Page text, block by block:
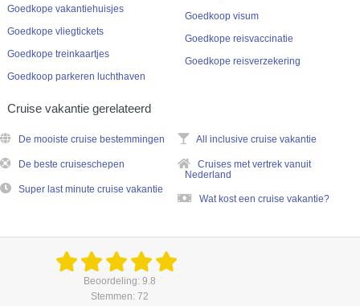
Goedkope vakantiehuisjes
Goedkope vliegtickets
Goedkope treinkaartjes
Goedkoop parkeren luchthaven
Goedkoop visum
Goedkope reisvaccinatie
Goedkope reisverzekering
Cruise vakantie gerelateerd
De mooiste cruise bestemmingen
De beste cruiseschepen
Super last minute cruise vakantie
All inclusive cruise vakantie
Cruises met vertrek vanuit
Nederland
Wat kost een cruise vakantie?
Beoordeling: 9.8
Stemmen: 72